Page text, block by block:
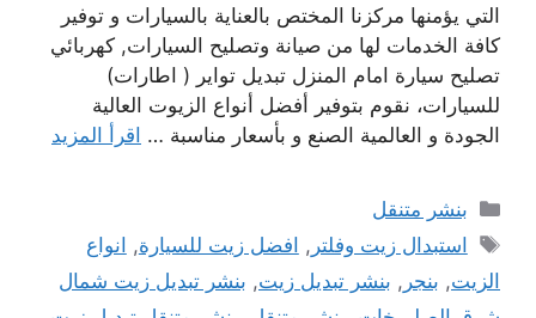
التي يؤمنها مركزنا المختص بالعناية بالسيارات و توفير
كافة الخدمات لها من صيانة وتصليح السيارات, كهربائي
تصليح سيارة امام المنزل تبديل تواير ( اطارات)
للسيارات، نقوم بتوفير أفضل أنواع الزيوت العالية
الجودة و العالمية الصنع و بأسعار مناسبة … اقرأ المزيد
التصنيفات
بنشر متنقل
الوسوم
استبدال زيت وفلتر , افضل زيت للسيارة, انواع
الزيت, بنجر , بنشر تبديل زيت, بنشر تبديل زيت شمال